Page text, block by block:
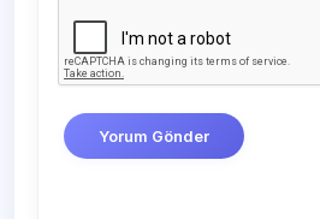
Yorum Gönder